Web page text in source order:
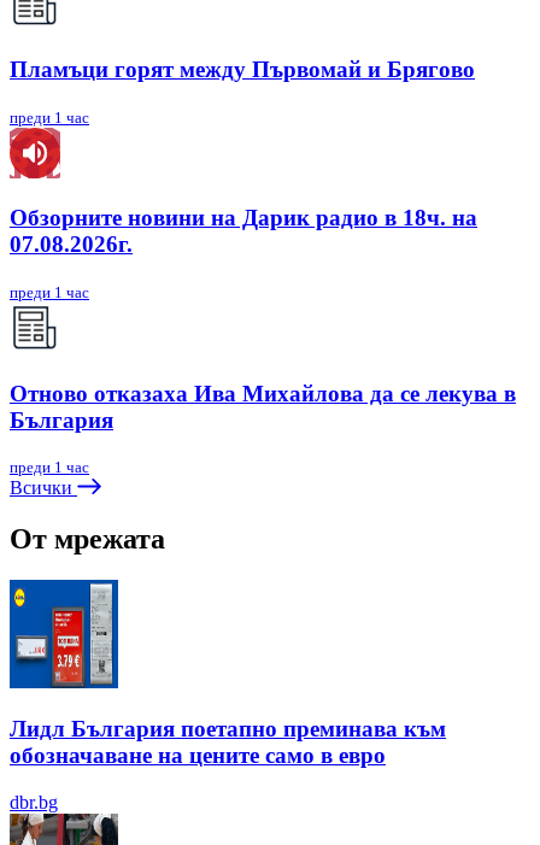
Пламъци горят между Първомай и Брягово
преди 1 час
Обзорните новини на Дарик радио в 18ч. на
07.08.2026г.
преди 1 час
Отново отказаха Ива Михайлова да се лекува в
България
преди 1 час
Всички
От мрежата
Лидл България поетапно преминава към
обозначаване на цените само в евро
dbr.bg